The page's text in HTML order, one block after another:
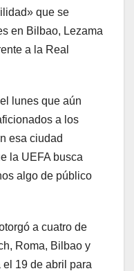
que se
en Bilbao, Lezama
a la Real
lunes que aún
a los
esa ciudad
la UEFA busca
algo de público
a cuatro de
Roma, Bilbao y
19 de abril para